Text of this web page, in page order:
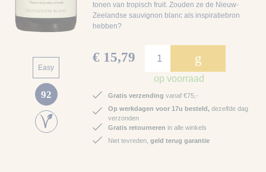
Easy
92
tonen van tropisch fruit. Zouden ze de Nieuw-
Zeelandse sauvignon blanc als inspiratiebron
hebben?
€ 15,79 g
op voorraad
Gratis verzending vanaf €75,-
Op werkdagen voor 17u besteld,dezelfde dag
verzonden
Gratis retourneren in alle winkels
Niet tevreden, geld terug garantie